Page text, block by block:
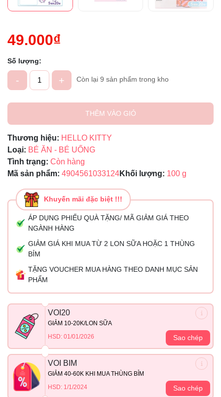
49.000₫
Số lượng:
- + Còn lại 9 sản phẩm trong kho
THÊM VÀO GIỎ
Thương hiệu: HELLO KITTY
Loại: BÉ ĂN - BÉ UỐNG
Tình trạng: Còn hàng
Mã sản phẩm: 4904561033124Khối lượng: 100 g
Khuyến mãi đặc biệt !!!
ÁP DỤNG PHIẾU QUÀ TẶNG/ MÃ GIẢM GIÁ THEO
NGÀNH HÀNG
GIẢM GIÁ KHI MUA TỪ 2 LON SỮA HOẶC 1 THÙNG
BỈM
TẶNG VOUCHER MUA HÀNG THEO DANH MỤC SẢN
PHẨM
VOI20
GIẢM 10-20K/LON SỮA
HSD: 01/01/2026
Sao chép
VOI BIM
GIẢM 40-60K KHI MUA THÙNG BỈM
HSD: 1/1/2024
Sao chép